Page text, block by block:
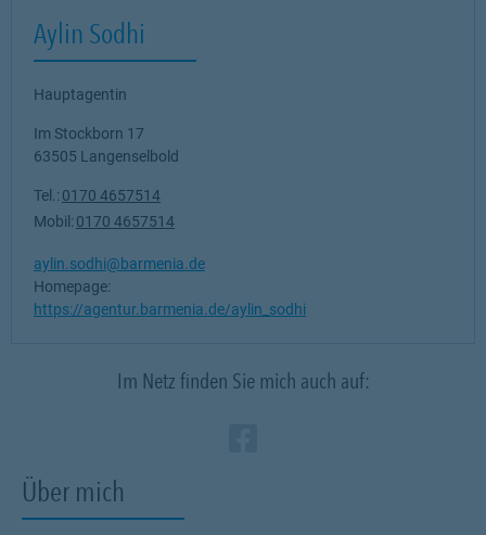
Über mich
Aylin Sodhi
Hauptagentin
Im Stockborn 17
63505 Langenselbold
Tel.: 0170 4657514
Mobil: 0170 4657514
aylin.sodhi@barmenia.de
Homepage:
https://agentur.barmenia.de/aylin_sodhi
Im Netz finden Sie mich auch auf: